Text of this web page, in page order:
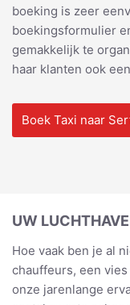
boeking is zeer
boekingsformulier
gemakkelijk te
haar klanten ook
Boek Taxi naar
UW
Hoe vaak ben je al
chauffeurs, een
onze jarenlange